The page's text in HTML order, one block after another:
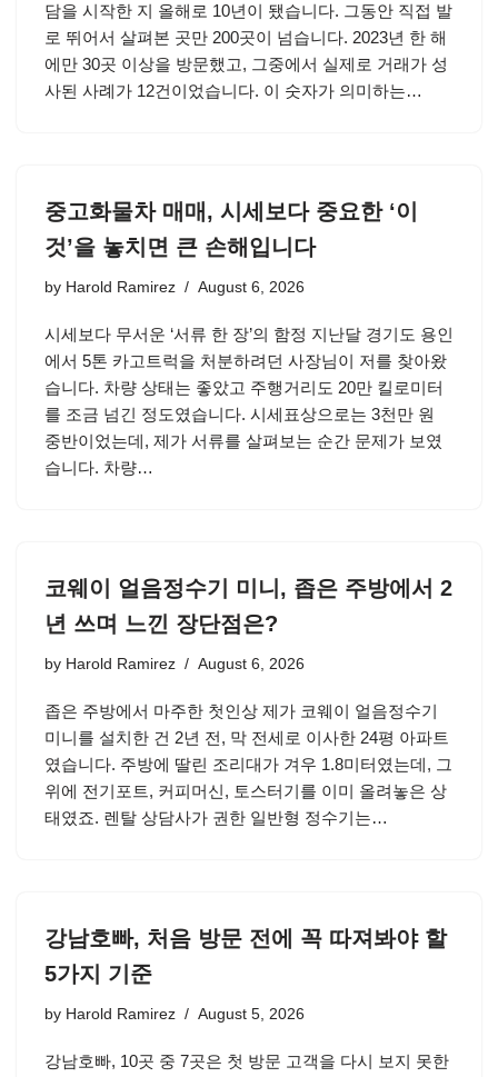
담을 시작한 지 올해로 10년이 됐습니다. 그동안 직접 발
로 뛰어서 살펴본 곳만 200곳이 넘습니다. 2023년 한 해
에만 30곳 이상을 방문했고, 그중에서 실제로 거래가 성
사된 사례가 12건이었습니다. 이 숫자가 의미하는…
중고화물차 매매, 시세보다 중요한 ‘이
것’을 놓치면 큰 손해입니다
by Harold Ramirez August 6, 2026
시세보다 무서운 ‘서류 한 장’의 함정 지난달 경기도 용인
에서 5톤 카고트럭을 처분하려던 사장님이 저를 찾아왔
습니다. 차량 상태는 좋았고 주행거리도 20만 킬로미터
를 조금 넘긴 정도였습니다. 시세표상으로는 3천만 원
중반이었는데, 제가 서류를 살펴보는 순간 문제가 보였
습니다. 차량…
코웨이 얼음정수기 미니, 좁은 주방에서 2
년 쓰며 느낀 장단점은?
by Harold Ramirez August 6, 2026
좁은 주방에서 마주한 첫인상 제가 코웨이 얼음정수기
미니를 설치한 건 2년 전, 막 전세로 이사한 24평 아파트
였습니다. 주방에 딸린 조리대가 겨우 1.8미터였는데, 그
위에 전기포트, 커피머신, 토스터기를 이미 올려놓은 상
태였죠. 렌탈 상담사가 권한 일반형 정수기는…
강남호빠, 처음 방문 전에 꼭 따져봐야 할
5가지 기준
by Harold Ramirez August 5, 2026
강남호빠, 10곳 중 7곳은 첫 방문 고객을 다시 보지 못한